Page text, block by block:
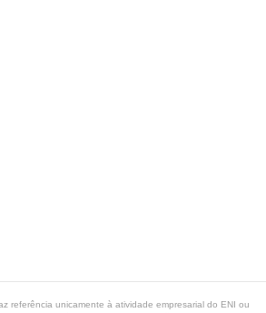
referência unicamente à atividade empresarial do ENI ou